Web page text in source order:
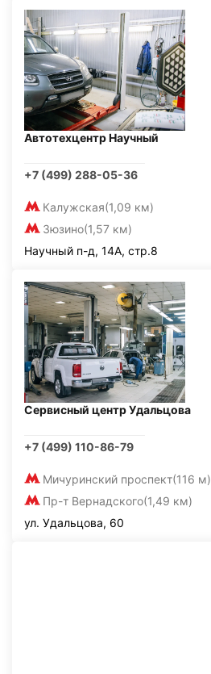
Автотехцентр Научный
+7 (499) 288-05-36
Калужская(1,09 км)
Зюзино(1,57 км)
Научный п-д, 14А, стр.8
Сервисный центр Удальцова
+7 (499) 110-86-79
Мичуринский проспект(116 м)
Пр-т Вернадского(1,49 км)
ул. Удальцова, 60